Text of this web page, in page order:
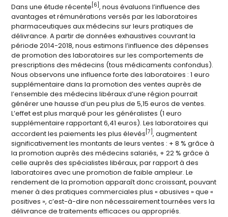
Dans une étude récente [6], nous évaluons l’influence des
avantages et rémunérations versés par les laboratoires
pharmaceutiques aux médecins sur leurs pratiques de
délivrance. A partir de données exhaustives couvrant la
période 2014-2018, nous estimons l’influence des dépenses
de promotion des laboratoires sur les comportements de
prescriptions des médecins (tous médicaments confondus).
Nous observons une influence forte des laboratoires : 1 euro
supplémentaire dans la promotion des ventes auprès de
l’ensemble des médecins libéraux d’une région pourrait
générer une hausse d’un peu plus de 5,15 euros de ventes.
L’effet est plus marqué pour les généralistes (1 euro
supplémentaire rapportant 6,41 euros). Les laboratoires qui
accordent les paiements les plus élevés [7] , augmentent
significativement les montants de leurs ventes : + 8 % grâce à
la promotion auprès des médecins salariés, + 22 % grâce à
celle auprès des spécialistes libéraux, par rapport à des
laboratoires avec une promotion de faible ampleur. Le
rendement de la promotion apparaît donc croissant, pouvant
mener à des pratiques commerciales plus « abusives » que «
positives », c’est-à-dire non nécessairement tournées vers la
délivrance de traitements efficaces ou appropriés.